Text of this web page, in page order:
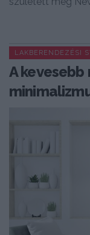
LAKBERENDEZÉSI
A